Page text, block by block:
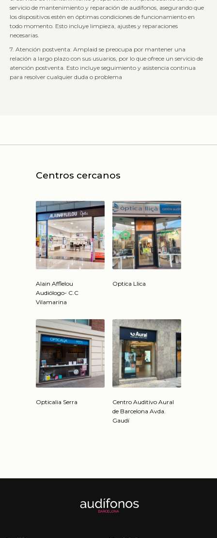
servicio de mantenimiento y reparación de audífonos, asegurando que
los dispositivos estén en óptimas condiciones de funcionamiento en
todo momento. Esto incluye limpieza, ajustes y reparaciones
necesarias.
7. Atención postventa: Amplaid se preocupa por mantener una
relación a largo plazo con sus usuarios, por lo que ofrece un servicio de
atención postventa. Esto incluye seguimiento y asistencia continua
para resolver cualquier duda o problema
Centros cercanos
Alain Afflelou
Audiólogo- C.C
Vilamarina
Optica Llica
Opticalia Serra
Centro Auditivo Aural
de Barcelona Avda.
Gaudí